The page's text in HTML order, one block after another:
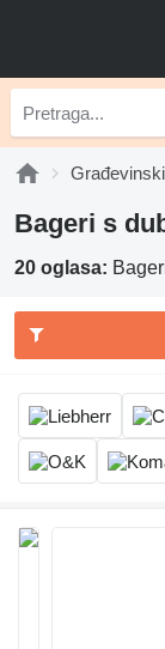
Bageri s
20 oglasa: